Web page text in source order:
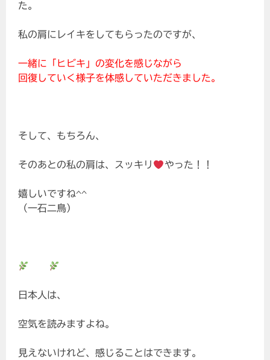
た。
私の肩にレイキをしてもらったのですが、
一緒に「ヒビキ」の変化を感じながら
回復していく様子を体感していただきました。
そして、もちろん、
そのあとの私の肩は、スッキリ やった！！
嬉しいですね^^
（一石二鳥）
日本人は、
空気を読みますよね。
見えないけれど、感じることはできます。